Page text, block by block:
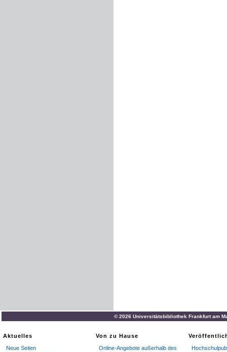
© 2026 Universitätsbibliothek Frankfurt am
Aktuelles
Neue Seiten
Von zu Hause
Online-Angebote außerhalb des